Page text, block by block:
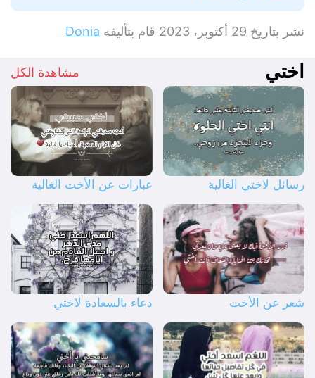
نشر بتاريخ 29 أكتوبر، 2023 قام بتأليفه Donia
اختي مشاهدة الكل
رسائل لاختي الغالية عبارات عن الأخت الغالية
شعر عن الأخت دعاء بالسعادة لاختي